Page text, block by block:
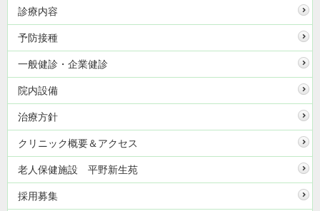
診療内容
予防接種
一般健診・企業健診
院内設備
治療方針
クリニック概要＆アクセス
老人保健施設 平野新生苑
採用募集